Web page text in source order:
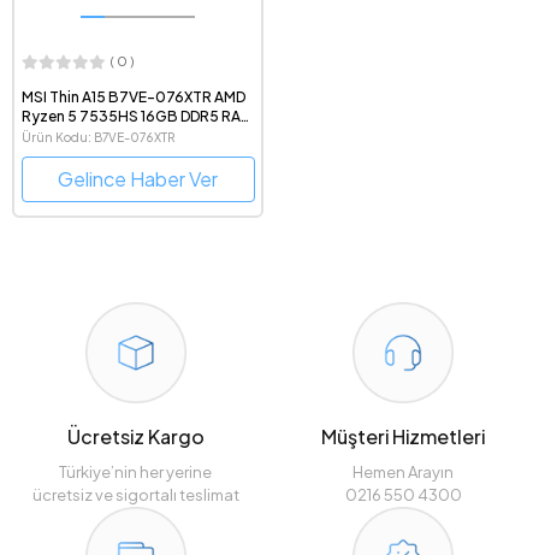
( 0 )
MSI Thin A15 B7VE-076XTR AMD
Ryzen 5 7535HS 16GB DDR5 RAM
512 GB SSD RTX4050 6 GB 15.6"
1080p FreeDOS Gaming
Notebook
Ürün Kodu: B7VE-076XTR
Gelince Haber Ver
Ücretsiz Kargo
Türkiye’nin her yerine
ücretsiz ve sigortalı teslimat
Müşteri Hizmetleri
Hemen Arayın
0216 550 4300